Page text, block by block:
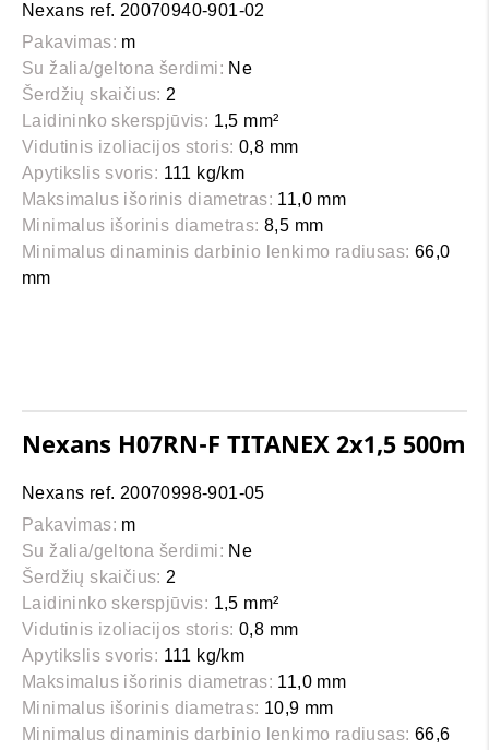
Nexans ref. 20070940-901-02
Pakavimas: m
Su žalia/geltona šerdimi: Ne
Šerdžių skaičius: 2
Laidininko skerspjūvis: 1,5 mm²
Vidutinis izoliacijos storis: 0,8 mm
Apytikslis svoris: 111 kg/km
Maksimalus išorinis diametras: 11,0 mm
Minimalus išorinis diametras: 8,5 mm
Minimalus dinaminis darbinio lenkimo radiusas: 66,0
mm
Nexans H07RN-F TITANEX 2x1,5 500m
Nexans ref. 20070998-901-05
Pakavimas: m
Su žalia/geltona šerdimi: Ne
Šerdžių skaičius: 2
Laidininko skerspjūvis: 1,5 mm²
Vidutinis izoliacijos storis: 0,8 mm
Apytikslis svoris: 111 kg/km
Maksimalus išorinis diametras: 11,0 mm
Minimalus išorinis diametras: 10,9 mm
Minimalus dinaminis darbinio lenkimo radiusas: 66,6